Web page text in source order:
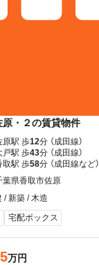
・２の賃貸物件
原駅 歩12分 （成田線）
戸駅 歩43分 （成田線）
取駅 歩58分 （成田線など）
葉県香取市佐原
/ 新築 / 木造
宅配ボックス
万円